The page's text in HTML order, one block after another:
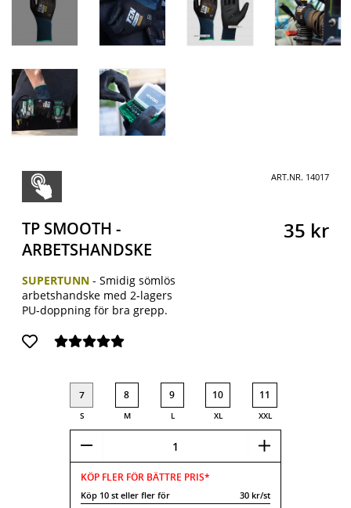
ART.NR. 14017
TP SMOOTH -
ARBETSHANDSKE
SUPERTUNN - Smidig sömlös
arbetshandske med 2-lagers
PU-doppning för bra grepp.
35 kr
7 8 9 10 11
Köp 10 st eller fler för
30 kr/st